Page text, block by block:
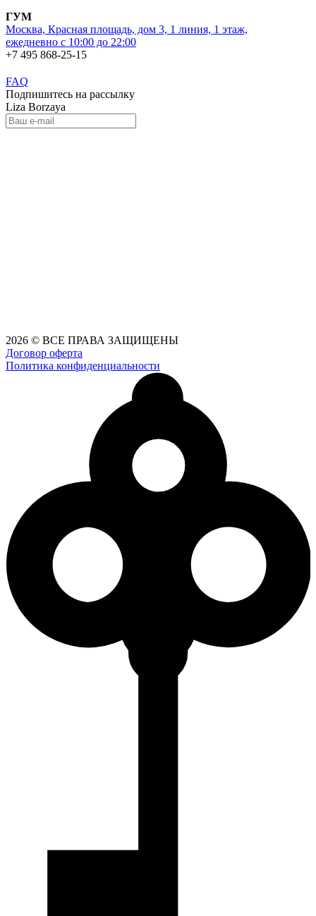
ГУМ
Москва, Красная площадь, дом 3, 1 линия, 1 этаж,
ежедневно с 10:00 до 22:00
+7 495 868-25-15
FAQ
Подпишитесь на рассылку
Liza Borzaya
2026 © ВСЕ ПРАВА ЗАЩИЩЕНЫ
Договор оферта
Политика конфиденциальности